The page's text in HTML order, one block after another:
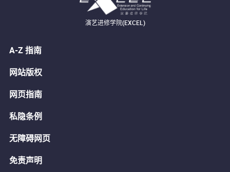
演艺进修学院(EXCEL)
A-Z 指南
网站版权
网页指南
私隐条例
无障碍网页
免责声明